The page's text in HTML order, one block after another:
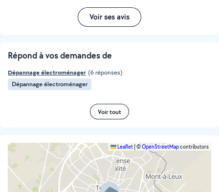
Voir ses avis
Répond à vos demandes de
Dépannage électroménager (6 réponses)
Dépannage électroménager
Voir tout
Leaflet |©OpenStreetMapcontributors